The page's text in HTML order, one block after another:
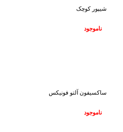
شیپور کوچک
ناموجود
ساکسیفون آلتو فونیکس
ناموجود